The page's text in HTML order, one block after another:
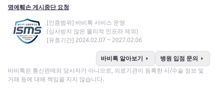
명예훼손 게시중단 요청
[인증범위] 바비톡 서비스 운영
(심사받지 않은 물리적 인프라 제외)
[유효기간] 2024.02.07 ~ 2027.02.06
바비톡 알아보기 arrow_right 병원 입점 문의 arrow_right
바비톡은 통신판매의 당사자가 아니므로, 의료기관이 등록한 시/수술 정보 및
거래 등에 대해 책임을 지지 않습니다.